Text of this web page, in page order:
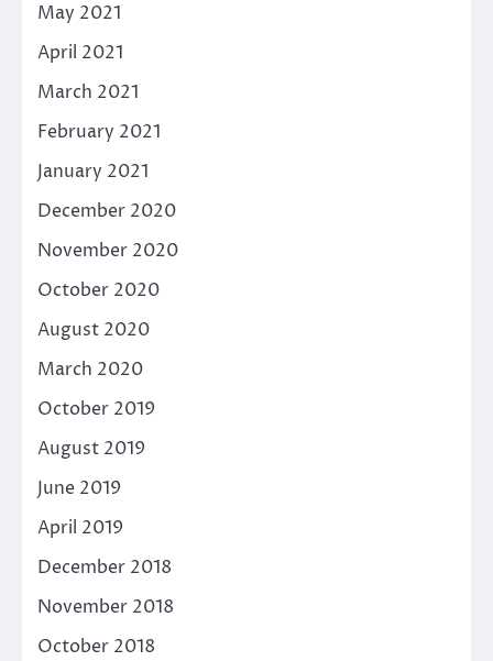
May 2021
April 2021
March 2021
February 2021
January 2021
December 2020
November 2020
October 2020
August 2020
March 2020
October 2019
August 2019
June 2019
April 2019
December 2018
November 2018
October 2018